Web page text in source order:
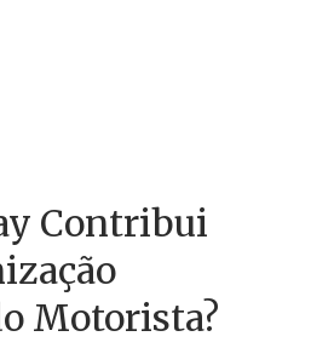
Contribui
Motorista?